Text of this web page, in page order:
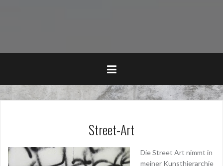
Street-Art
Die Street Art nimmt in
meiner Kunsthierarchie